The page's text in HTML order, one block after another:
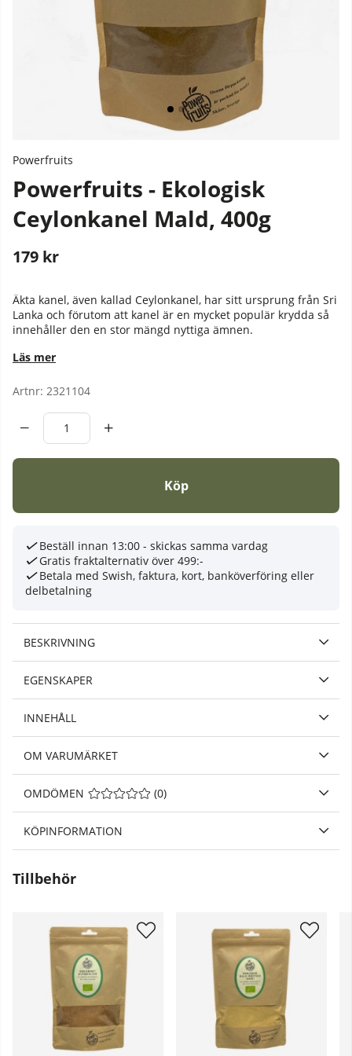
Powerfruits
Powerfruits - Ekologisk
Ceylonkanel Mald, 400g
179 kr
Äkta kanel, även kallad Ceylonkanel, har sitt ursprung från Sri
Lanka och förutom att kanel är en mycket populär krydda så
innehåller den en stor mängd nyttiga ämnen.
Läs mer
Artnr: 2321104
Köp
Beställ innan 13:00 - skickas samma vardag
Gratis fraktalternativ över 499:-
Betala med Swish, faktura, kort, banköverföring eller
delbetalning
BESKRIVNING
EGENSKAPER
INNEHÅLL
OM VARUMÄRKET
OMDÖMEN MEDELBETYG 0 AV 5 ANTAL BETYG 0
(0)
KÖPINFORMATION
Tillbehör